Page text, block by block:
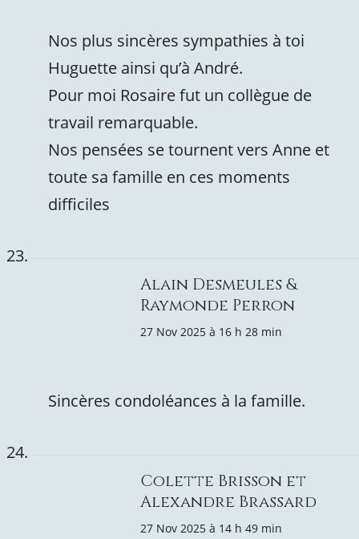
Nos plus sincères sympathies à toi
Huguette ainsi qu’à André.
Pour moi Rosaire fut un collègue de
travail remarquable.
Nos pensées se tournent vers Anne et
toute sa famille en ces moments
difficiles
Alain Desmeules &
Raymonde Perron
27 Nov 2025 à 16 h 28 min
Sincères condoléances à la famille.
Colette Brisson et
Alexandre Brassard
27 Nov 2025 à 14 h 49 min